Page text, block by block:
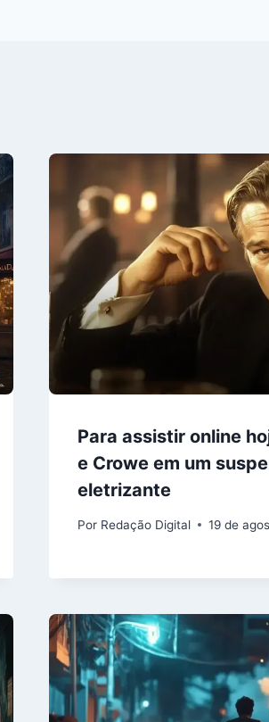
Para assistir online
e Crowe em um
eletrizante
Por Redação Digital 19 de